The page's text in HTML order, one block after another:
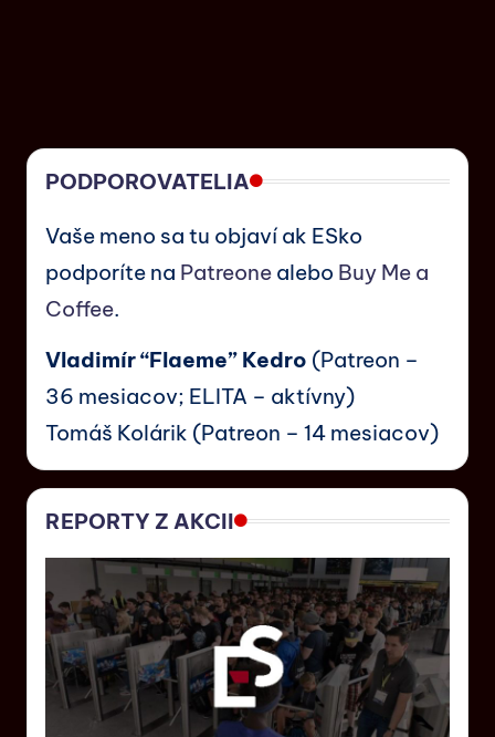
PODPOROVATELIA
Vaše meno sa tu objaví ak ESko
podporíte na Patreone alebo Buy Me a
Coffee.
Vladimír “Flaeme” Kedro (Patreon –
36 mesiacov; ELITA – aktívny)
Tomáš Kolárik (Patreon – 14 mesiacov)
REPORTY Z AKCII